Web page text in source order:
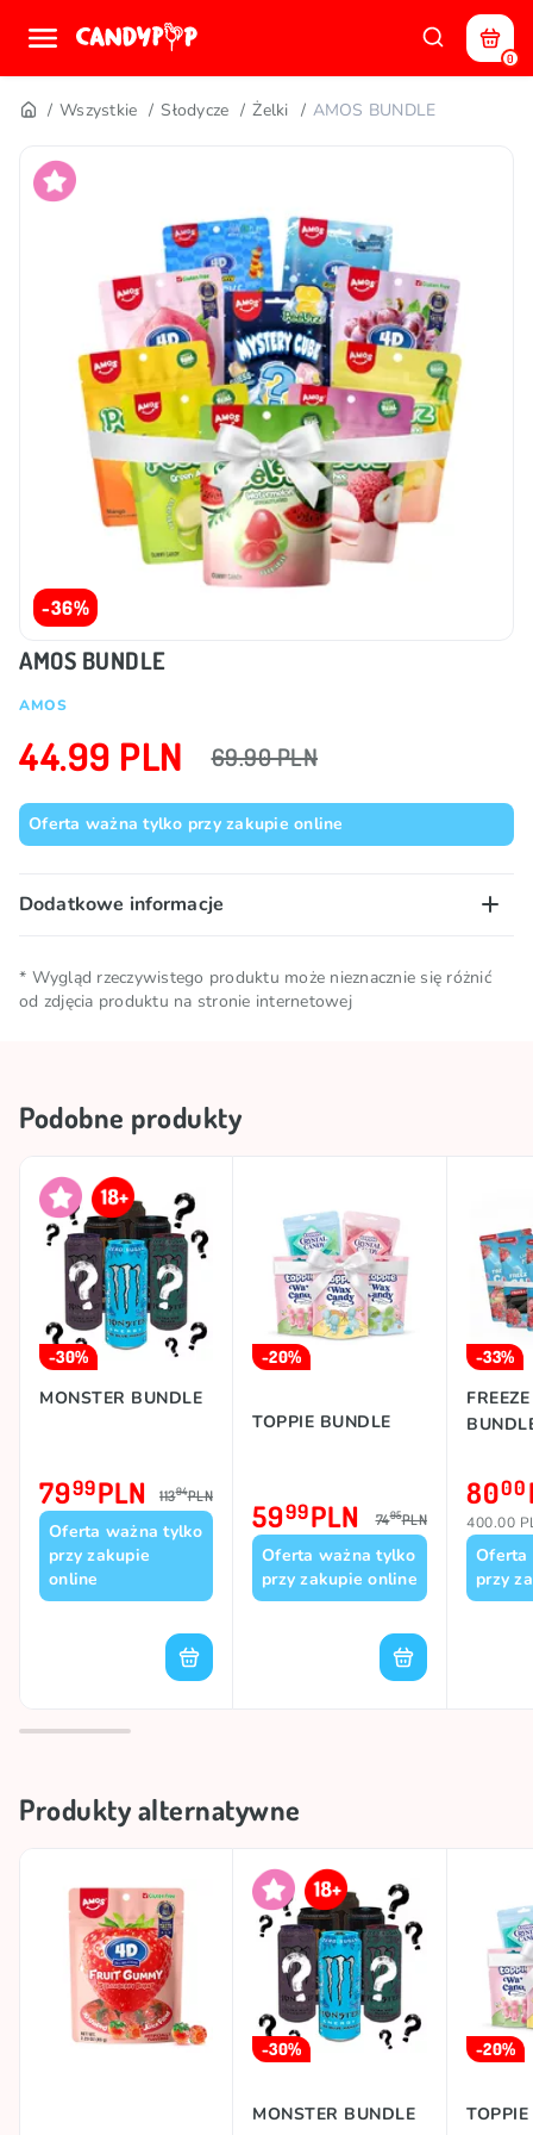
0
Wszystkie Słodycze Żelki AMOS BUNDLE
-36%
AMOS BUNDLE
AMOS
44.99 PLN 69.90 PLN
Oferta ważna tylko przy zakupie online
Dodatkowe informacje
Warunki
przechowywania
Przechowywać w chłodnym i
suchym miejscu
TOP TOP
Marka
* Wygląd rzeczywistego produktu może nieznacznie się różnić
od zdjęcia produktu na stronie internetowej
Podobne produkty
-30%
Oferta ważna tylko
przy zakupie
online
MONSTER BUNDLE
7999PLN 11394PLN
-20%
Oferta ważna tylko
przy zakupie online
TOPPIE BUNDLE
5999PLN 7495PLN
-33%
Oferta
przy
8000
400.00
Produkty alternatywne
-30%
MONSTER BUNDLE
-20%